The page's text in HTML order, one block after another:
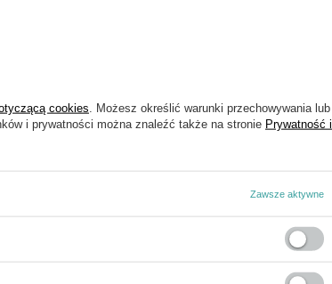
OPINIĘ
cookies . Możesz określić warunki przechowywania lub
i prywatności można znaleźć także na stronie Prywatność i
Zawsze aktywne